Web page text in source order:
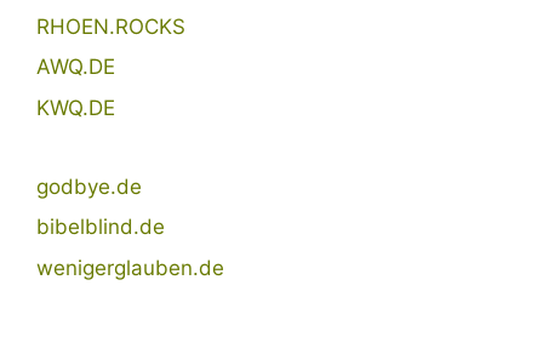
RHOEN.ROCKS
AWQ.DE
KWQ.DE
godbye.de
bibelblind.de
wenigerglauben.de